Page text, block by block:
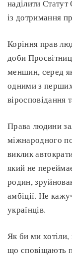
наділити
із дотримання
Коріння прав
доби
меншин, серед
одними з
віросповідання
Права людини
міжнародного
виклик
який не
родин,
амбіції. Не
українців.
Як би ми хотіли,
що сповіщають